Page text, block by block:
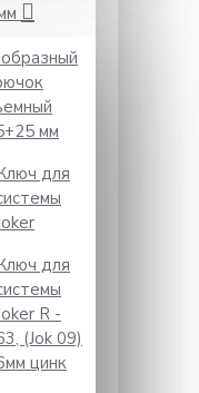
мм
для
для
R -
(Jok 09)
цинк